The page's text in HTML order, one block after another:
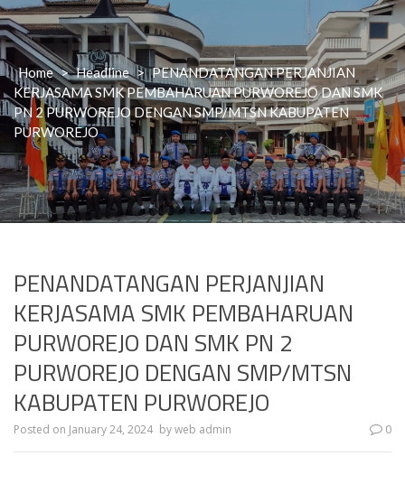
Home > Headline > PENANDATANGAN PERJANJIAN
KERJASAMA SMK PEMBAHARUAN PURWOREJO DAN SMK
PN 2 PURWOREJO DENGAN SMP/MTSN KABUPATEN
PURWOREJO
PENANDATANGAN PERJANJIAN
KERJASAMA SMK PEMBAHARUAN
PURWOREJO DAN SMK PN 2
PURWOREJO DENGAN SMP/MTSN
KABUPATEN PURWOREJO
Posted on January 24, 2024 byweb admin 0